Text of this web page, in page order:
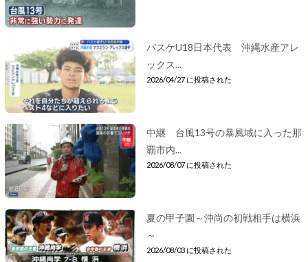
バスケU18日本代表 沖縄水産アレ
ックス...
2026/04/27 に投稿された
中継 台風13号の暴風域に入った那
覇市内...
2026/08/07 に投稿された
夏の甲子園～沖尚の初戦相手は横浜
～
2026/08/03 に投稿された